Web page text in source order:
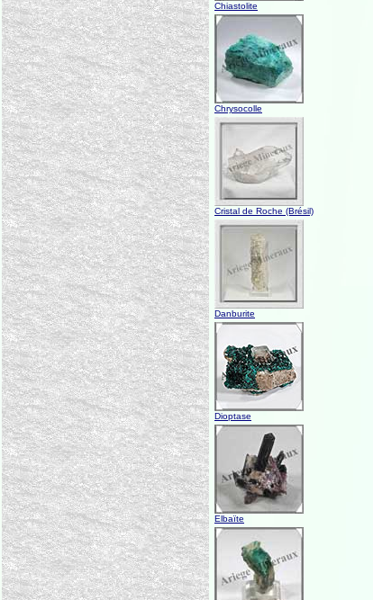
Chiastolite
Chrysocolle
Cristal de Roche (Brésil)
Danburite
Dioptase
Elbaïte